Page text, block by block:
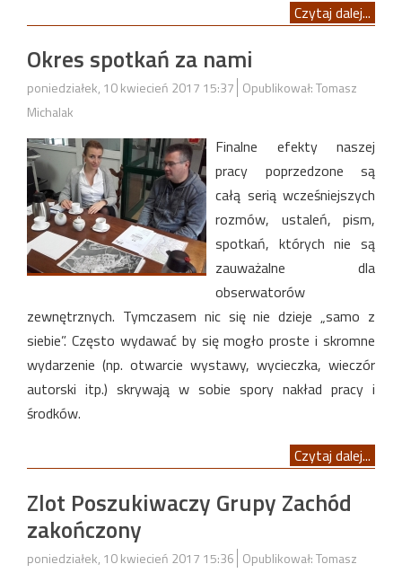
Czytaj dalej...
Okres spotkań za nami
poniedziałek, 10 kwiecień 2017 15:37 Opublikował: Tomasz
Michalak
Finalne efekty naszej
pracy poprzedzone są
całą serią wcześniejszych
rozmów, ustaleń, pism,
spotkań, których nie są
zauważalne dla
obserwatorów
zewnętrznych. Tymczasem nic się nie dzieje „samo z
siebie”. Często wydawać by się mogło proste i skromne
wydarzenie (np. otwarcie wystawy, wycieczka, wieczór
autorski itp.) skrywają w sobie spory nakład pracy i
środków.
Czytaj dalej...
Zlot Poszukiwaczy Grupy Zachód
zakończony
poniedziałek, 10 kwiecień 2017 15:36 Opublikował: Tomasz